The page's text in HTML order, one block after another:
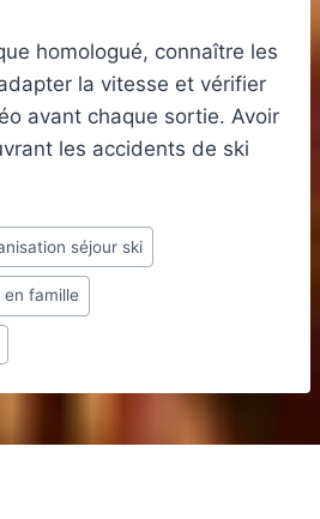
homologué, connaître les
la vitesse et vérifier
avant chaque sortie. Avoir
les accidents de ski
séjour ski
en famille